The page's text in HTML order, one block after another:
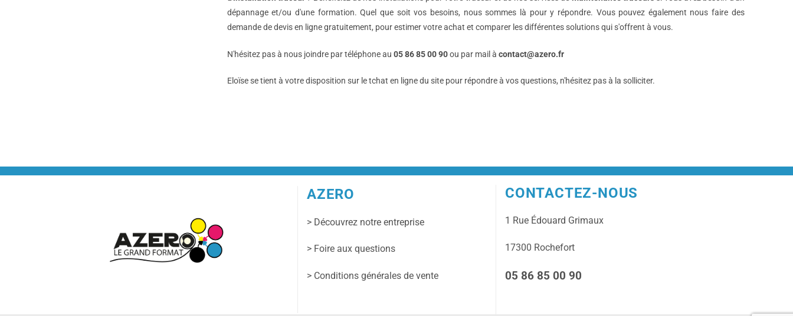
dépannage et/ou d'une formation. Quel que soit vos besoins, nous sommes là pour y répondre. Vous pouvez également nous faire des
demande de devis en ligne gratuitement, pour estimer votre achat et comparer les différentes solutions qui s'offrent à vous.
N'hésitez pas à nous joindre par téléphone au 05 86 85 00 90ou par mail à contact@azero.fr
Eloïse se tient à votre disposition sur le tchat en ligne du site pour répondre à vos questions, n'hésitez pas à la solliciter.
AZERO
> Découvrez notre entreprise
> Foire aux questions
> Conditions générales de vente
CONTACTEZ-NOUS
1 Rue Édouard Grimaux
17300 Rochefort
05 86 85 00 90